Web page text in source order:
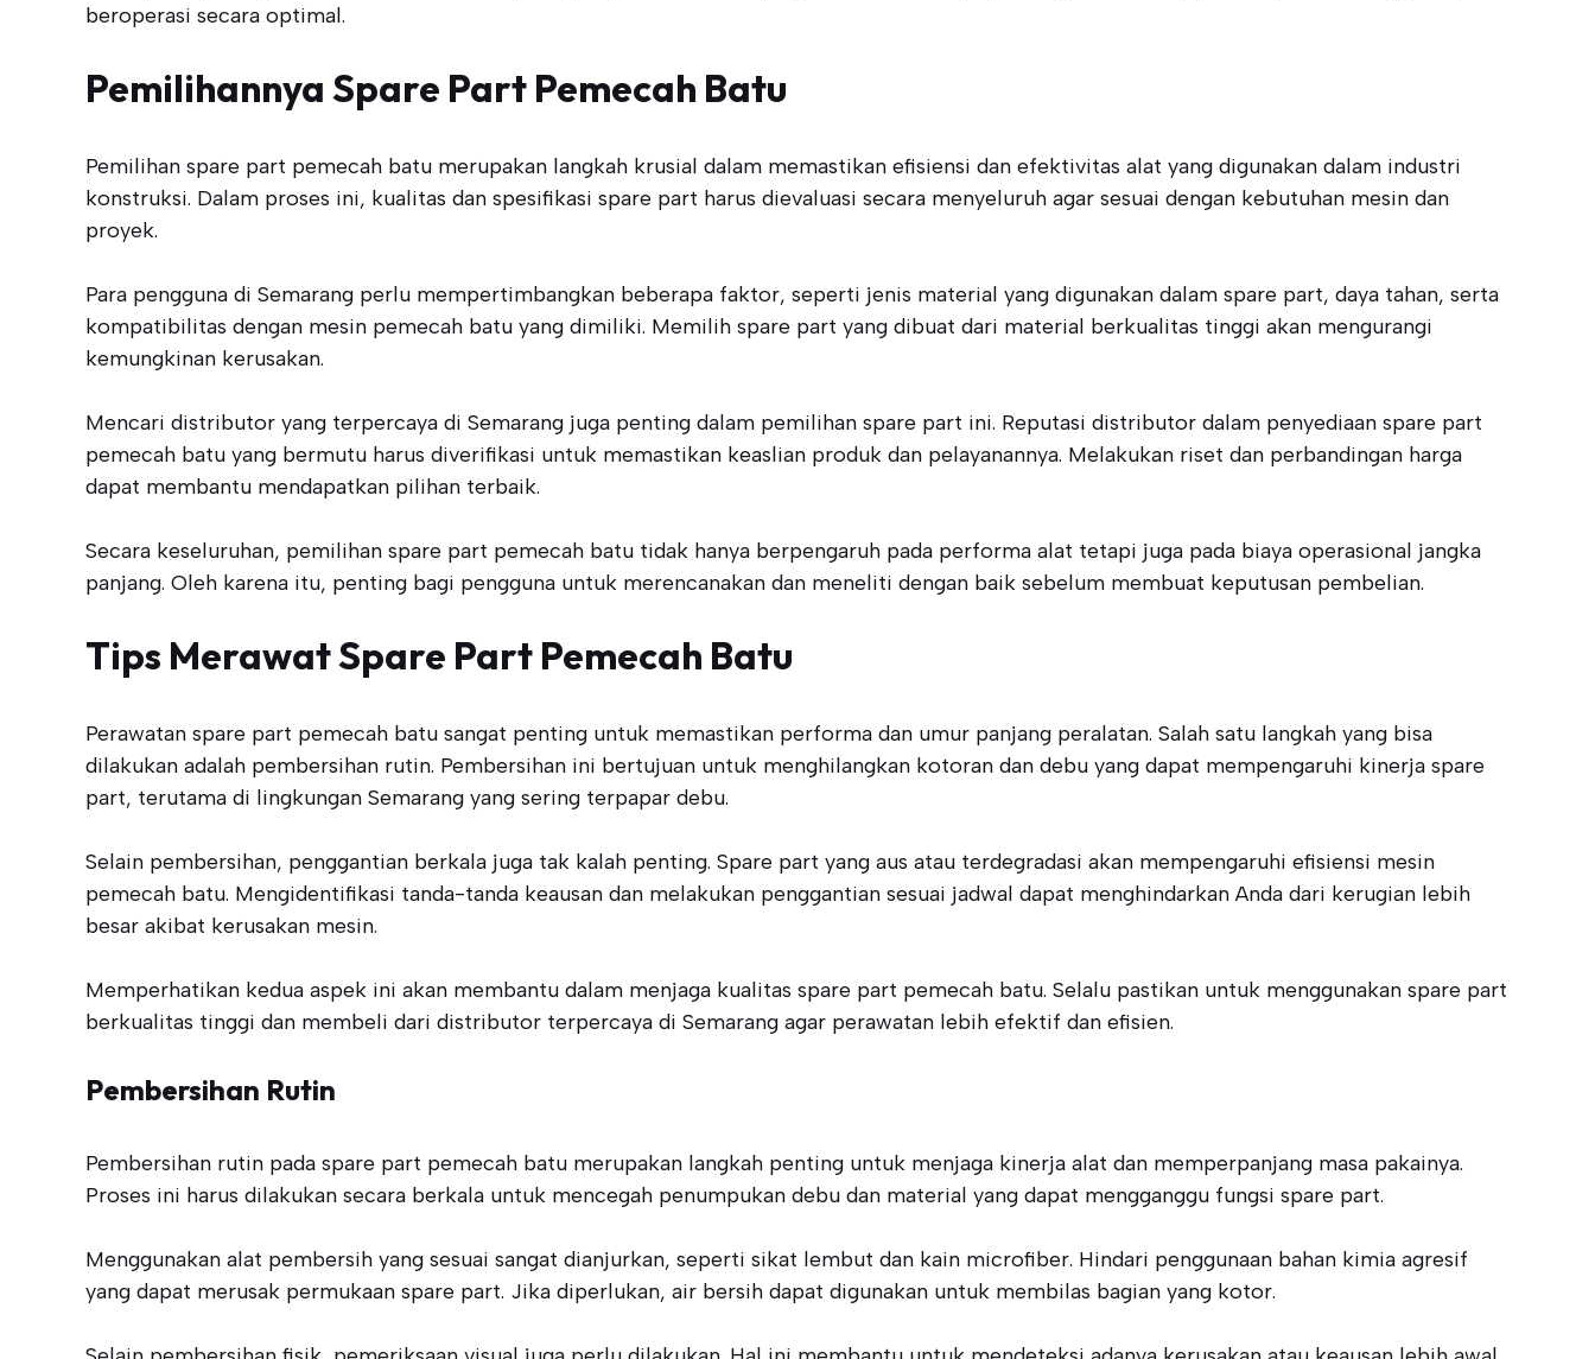
beroperasi secara optimal.
Pemilihannya Spare Part Pemecah Batu
Pemilihan spare part pemecah batu merupakan langkah krusial dalam memastikan efisiensi dan efektivitas alat yang digunakan dalam industri
konstruksi. Dalam proses ini, kualitas dan spesifikasi spare part harus dievaluasi secara menyeluruh agar sesuai dengan kebutuhan mesin dan
proyek.
Para pengguna di Semarang perlu mempertimbangkan beberapa faktor, seperti jenis material yang digunakan dalam spare part, daya tahan, serta
kompatibilitas dengan mesin pemecah batu yang dimiliki. Memilih spare part yang dibuat dari material berkualitas tinggi akan mengurangi
kemungkinan kerusakan.
Mencari distributor yang terpercaya di Semarang juga penting dalam pemilihan spare part ini. Reputasi distributor dalam penyediaan spare part
pemecah batu yang bermutu harus diverifikasi untuk memastikan keaslian produk dan pelayanannya. Melakukan riset dan perbandingan harga
dapat membantu mendapatkan pilihan terbaik.
Secara keseluruhan, pemilihan spare part pemecah batu tidak hanya berpengaruh pada performa alat tetapi juga pada biaya operasional jangka
panjang. Oleh karena itu, penting bagi pengguna untuk merencanakan dan meneliti dengan baik sebelum membuat keputusan pembelian.
Tips Merawat Spare Part Pemecah Batu
Perawatan spare part pemecah batu sangat penting untuk memastikan performa dan umur panjang peralatan. Salah satu langkah yang bisa
dilakukan adalah pembersihan rutin. Pembersihan ini bertujuan untuk menghilangkan kotoran dan debu yang dapat mempengaruhi kinerja spare
part, terutama di lingkungan Semarang yang sering terpapar debu.
Selain pembersihan, penggantian berkala juga tak kalah penting. Spare part yang aus atau terdegradasi akan mempengaruhi efisiensi mesin
pemecah batu. Mengidentifikasi tanda-tanda keausan dan melakukan penggantian sesuai jadwal dapat menghindarkan Anda dari kerugian lebih
besar akibat kerusakan mesin.
Memperhatikan kedua aspek ini akan membantu dalam menjaga kualitas spare part pemecah batu. Selalu pastikan untuk menggunakan spare part
berkualitas tinggi dan membeli dari distributor terpercaya di Semarang agar perawatan lebih efektif dan efisien.
Pembersihan Rutin
Pembersihan rutin pada spare part pemecah batu merupakan langkah penting untuk menjaga kinerja alat dan memperpanjang masa pakainya.
Proses ini harus dilakukan secara berkala untuk mencegah penumpukan debu dan material yang dapat mengganggu fungsi spare part.
Menggunakan alat pembersih yang sesuai sangat dianjurkan, seperti sikat lembut dan kain microfiber. Hindari penggunaan bahan kimia agresif
yang dapat merusak permukaan spare part. Jika diperlukan, air bersih dapat digunakan untuk membilas bagian yang kotor.